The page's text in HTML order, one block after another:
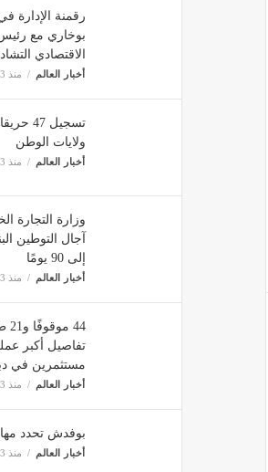
رقمنة الإدارة
بوخاري مع
الاقتصادي
أخبار العالم منذ 3 ساعات
تسجيل
ولايات الوطن
أخبار العالم منذ 3 ساعات
وزارة التجارة
آجال التوطين
إلى 90 يومًا
أخبار العالم منذ 3 ساعات
تفاصيل أكبر
مستثمرين في
أخبار العالم منذ 3 ساعات
بوفدش تحدد
أخبار العالم منذ 3 ساعات